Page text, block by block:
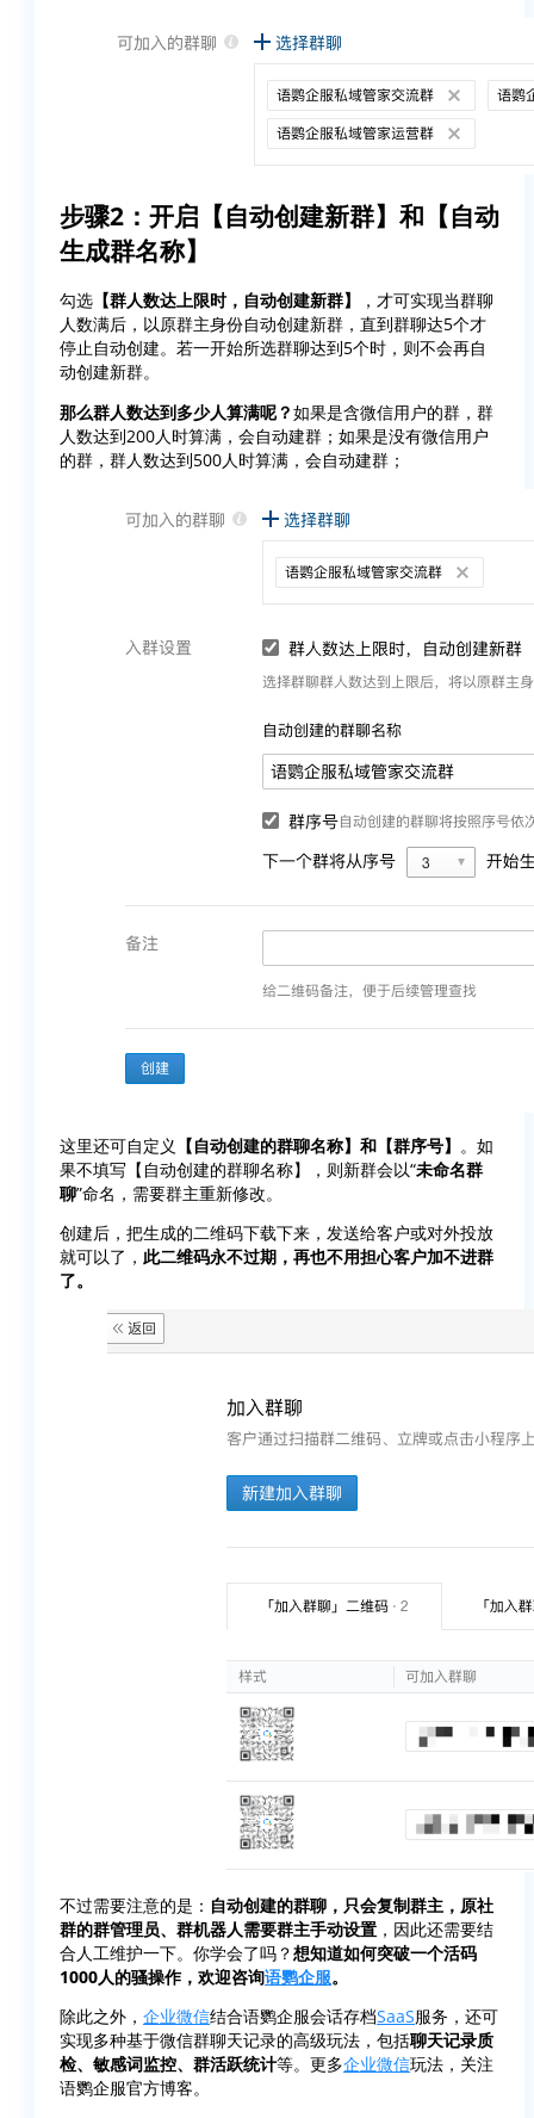
步骤2：开启【自动创建新群】和【自动
生成群名称】
勾选 【群人数达上限时，自动创建新群】
，才可实现当群聊
人数满后，以原群主身份自动创建新群，直到群聊达5个才
停止自动创建。若一开始所选群聊达到5个时，则不会再自
动创建新群。
那么群人数达到多少人算满呢？如果是含微信用户的群，群
人数达到200人时算满，会自动建群；如果是没有微信用户
的群，群人数达到500人时算满，会自动建群；
这里还可自定义 【自动创建的群聊名称】和【群序号】 。如
果不填写【自动创建的群聊名称】，则新群会以“未命名群
聊”命名，需要群主重新修改。
创建后，把生成的二维码下载下来，发送给客户或对外投放
就可以了， 此二维码永不过期，再也不用担心客户加不进群
了。
不过需要注意的是： 自动创建的群聊，只会复制群主，原社
群的群管理员、群机器人需要群主手动设置 ，因此还需要结
合人工维护一下。你学会了吗？想知道如何突破一个活码
1000人的骚操作，欢迎咨询语鹦企服。
除此之外， 企业微信结合语鹦企服会话存档SaaS服务，还可
实现多种基于微信群聊天记录的高级玩法，包括聊天记录质
检、敏感词监控、群活跃统计等。更多企业微信玩法，关注
语鹦企服官方博客。